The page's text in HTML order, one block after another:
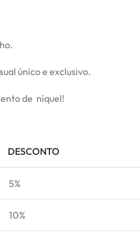
único e exclusivo.
de níquel!
DESCONTO
5%
10%